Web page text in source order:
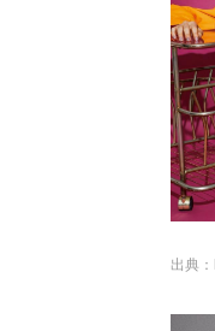
出典：